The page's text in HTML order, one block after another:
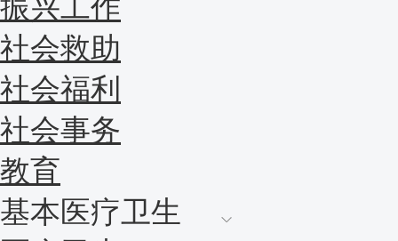
振兴工作
社会救助
社会福利
社会事务
教育
基本医疗卫生